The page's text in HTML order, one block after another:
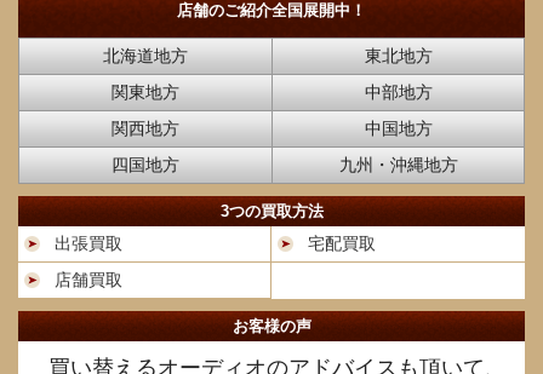
店舗のご紹介全国展開中！
北海道地方
東北地方
関東地方
中部地方
関西地方
中国地方
四国地方
九州・沖縄地方
3つの買取方法
出張買取
宅配買取
店舗買取
お客様の声
買い替えるオーディオのアドバイスも頂いて、